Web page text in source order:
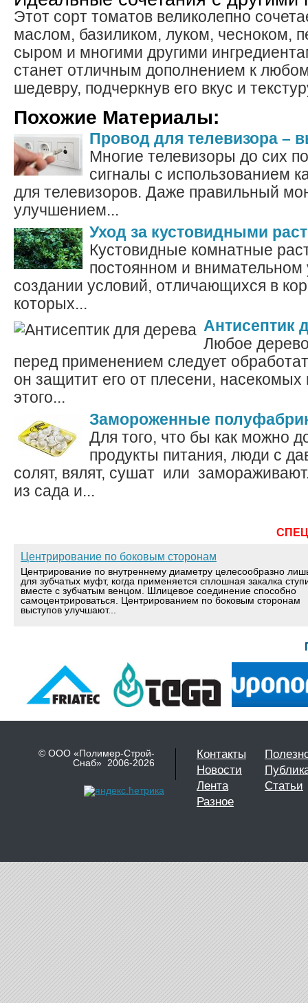
Этот сорт томатов великолепно
маслом, базиликом, луком, чесноком,
сыром и многими другими
станет отличным дополнением к
шедевру, подчеркнув его вкус и
Похожие Материалы:
Провод для телевизора –
Многие телевизоры до сих
сигналы с использованием
для телевизоров. Даже правильный
улучшением...
Уход за кустовидными
Кустовидные комнатные
постоянном и внимательном
создании условий, отличающихся в
которых...
Антисептик
Любое
перед применением следует
он защитит его от плесени,
этого...
Замороженные
Для того, что бы как можно
продукты питания, люди с
солят, вялят, сушат или
из сада и...
Центрирование по боковым сторонам
Центрирование по внутреннему диаметру целесообразно
для зубчатых муфт, когда применяется сплошная закалка
вместе с зубчатым венцом. Шлицевое соединение способно
самоцентрироваться. Центрированием по боковым сторонам
выступов улучшают...
© ООО «Полимер-Строй-
Снаб» 2006-2026
Контакты
Новости
Лента
Статьи
Разное